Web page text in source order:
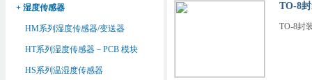
+ 湿度传感器
HM系列湿度传感器/变送器
HT系列湿度传感器－PCB 模块
HS系列温湿度传感器
TO-8
TO-8封